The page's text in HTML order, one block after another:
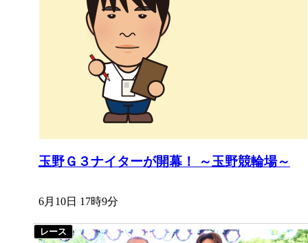
玉野Ｇ３ナイターが開幕！ ～玉野競輪場～
6月10日 17時9分